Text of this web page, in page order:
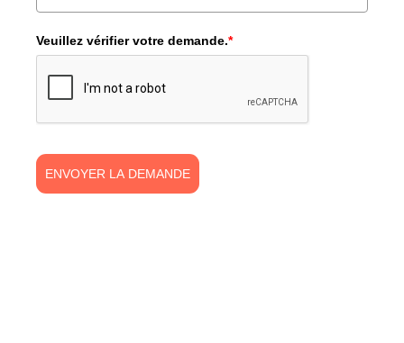
Veuillez vérifier votre demande.*
ENVOYER LA DEMANDE